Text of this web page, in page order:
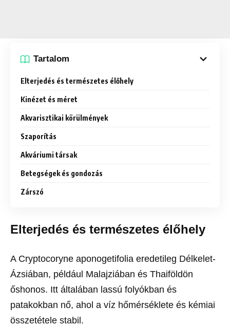
Tartalom
Elterjedés és természetes élőhely
Kinézet és méret
Akvarisztikai körülmények
Szaporítás
Akváriumi társak
Betegségek és gondozás
Zárszó
Elterjedés és természetes élőhely
A Cryptocoryne aponogetifolia eredetileg Délkelet-
Ázsiában, például Malajziában és Thaiföldön
őshonos. Itt általában lassú folyókban és
patakokban nő, ahol a víz hőmérséklete és kémiai
összetétele stabil.